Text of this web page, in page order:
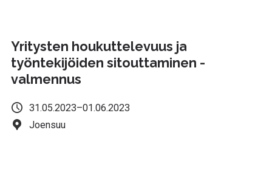
Yritysten houkuttelevuus ja
työntekijöiden sitouttaminen -
valmennus
31.05.2023–01.06.2023
Joensuu